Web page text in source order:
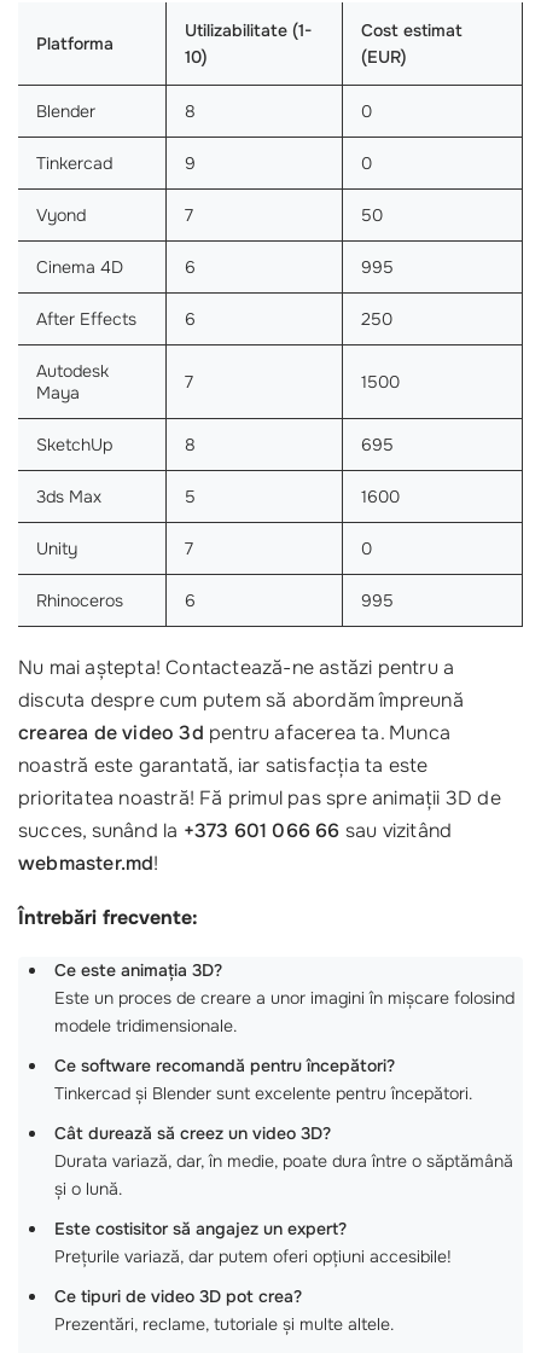
Platforma
Utilizabilitate (1-
10)
Cost estimat
(EUR)
Blender 8 0
Tinkercad 9 0
Vyond 7 50
Cinema 4D 6 995
After Effects 6 250
Autodesk
Maya
7 1500
SketchUp 8 695
3ds Max 5 1600
Unity 7 0
Rhinoceros 6 995
Nu mai aștepta! Contactează-ne astăzi pentru a
discuta despre cum putem să abordăm împreună
crearea de video 3d pentru afacerea ta. Munca
noastră este garantată, iar satisfacția ta este
prioritatea noastră! Fă primul pas spre animații 3D de
succes, sunând la +373 601 066 66 sau vizitând
webmaster.md!
Întrebări frecvente:
Ce este animația 3D?
Este un proces de creare a unor imagini în mișcare folosind
modele tridimensionale.
Ce software recomandă pentru începători?
Tinkercad și Blender sunt excelente pentru începători.
Cât durează să creez un video 3D?
Durata variază, dar, în medie, poate dura între o săptămână
și o lună.
Este costisitor să angajez un expert?
Prețurile variază, dar putem oferi opțiuni accesibile!
Ce tipuri de video 3D pot crea?
Prezentări, reclame, tutoriale și multe altele.